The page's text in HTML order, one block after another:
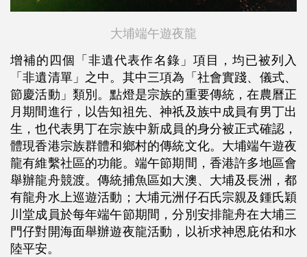
大埔端午遊夜龍
增補的四個「非遺代表作名錄」項目，均已被列入
「非遺清單」之中。其中三項為「社會實踐、儀式、
節慶活動」類別。點燈是宗族的重要傳統，在農曆正
月期間進行，以告知祖先、神祇及族中成員有男丁出
生，也代表男丁在宗族中新成員的身分被正式確認，
體現香港宗族群體和鄉村的傳統文化。大埔端午遊夜
龍有維繫社區的功能。端午節期間，香港許多地區會
舉辦龍舟競渡。傳統捕魚區如大澳、大埔及長洲，都
有龍舟水上巡遊活動；大埔元洲仔石氏宗親及鍾氏穎
川堂成員於每年端午節期間，分別安排龍舟在大埔三
門仔對開海面舉辦遊夜龍活動，以祈求神恩庇佑和水
陸平安。